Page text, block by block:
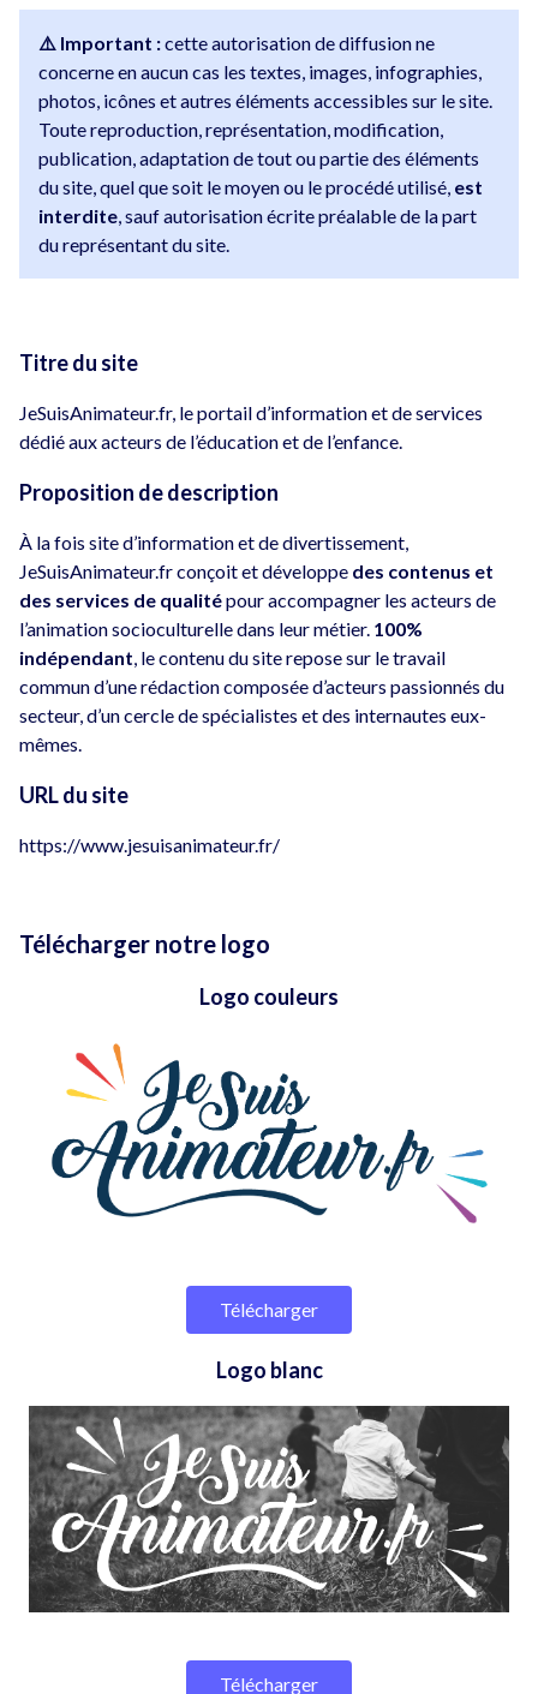
⚠️ Important :cette autorisation de diffusion ne
concerne en aucun cas les textes, images, infographies,
photos, icônes et autres éléments accessibles sur le site.
Toute reproduction, représentation, modification,
publication, adaptation de tout ou partie des éléments
du site, quel que soit le moyen ou le procédé utilisé, est
interdite, sauf autorisation écrite préalable de la part
du représentant du site.
Titre du site
JeSuisAnimateur.fr, le portail d’information et de services
dédié aux acteurs de l’éducation et de l’enfance.
Proposition de description
À la fois site d’information et de divertissement,
JeSuisAnimateur.fr conçoit et développe des contenus et
des services de qualitépour accompagner les acteurs de
l’animation socioculturelle dans leur métier. 100%
indépendant, le contenu du site repose sur le travail
commun d’une rédaction composée d’acteurs passionnés du
secteur, d’un cercle de spécialistes et des internautes eux-
mêmes.
URL du site
https://www.jesuisanimateur.fr/
Télécharger notre logo
Logo couleurs
Télécharger
Logo blanc
Télécharger